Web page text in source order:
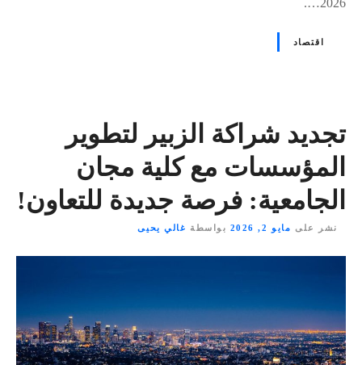
2026….
اقتصاد
تجديد شراكة الزبير لتطوير
المؤسسات مع كلية مجان
الجامعية: فرصة جديدة للتعاون!
نشر على مايو 2, 2026 بواسطة غالي يحيى